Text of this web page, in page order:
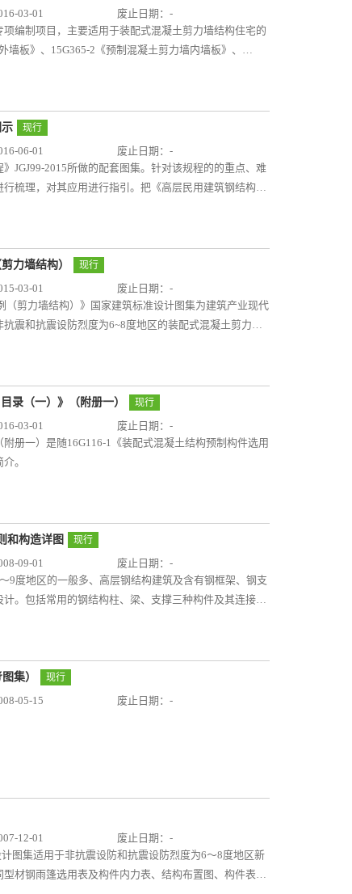
等。 连接是装配式混凝土结构中的关键环节，该本图
筑的应用提供有力的技术支撑。图集可供设计直接选用
造施工。
03-01
废止日期：-
编制项目，主要适用于装配式混凝土剪力墙结构住宅的
、15G367-1《预制钢筋混凝土板式楼梯》、15G368-
行编制，内容根据构件在工程使用中遇到的不同情况
产及施工相关预埋件设计四个方面。 图集的编制目的一
边参数发生变化的情况，提供调整选用的原则及简单示
关构件、构造进行补充；四是针对第一批图集中没有涉
下，构件所应增设的埋件以及埋件设计的原则。 本目录
升，一方面可提高设计人员工作效率；另一方面提供的
构件的补充埋件设计等，可使得设计人员在构件设计时
构件的设计工作。图集可供设计人员使用，生产和施工
现行
06-01
废止日期：-
JGJ99-2015所做的配套图集。针对该规程的的重点、难
梳理，对其应用进行指引。把《高层民用建筑钢结构技
理的延伸展现出来，作为规程的一个配合资料，并适当
联系密切的规范，对其规定的理解和应用给出了合理的
力墙结构） 现行
03-01
废止日期：-
（剪力墙结构）》国家建筑标准设计图集为建筑产业现代
震和抗震设防烈度为6~8度地区的装配式混凝土剪力墙
本图集包括装配式混凝土剪力墙结构施工图表示方法
面以上的预制钢筋混凝土剪力墙外墙板、预制钢筋混凝
凝土板式楼梯、预制钢筋混凝土阳台板、空调板及女儿
凝土剪力墙结构施工图示例。本图集的示例与建筑专业
剪力墙结构）》的示例四选取同一工程项目进行编制，
国家建筑产业现代化发展的现实需求，总说明及设计
构施工图的制图规则和图纸深度要求。本图集的制图规
的依据，也是施工、构件加工、监理人员准确理解和实
录（一）》（附册一） 现行
03-01
废止日期：-
册一）是随16G116-1《装配式混凝土结构预制构件选用
。
和构造详图 现行
09-01
废止日期：-
9度地区的一般多、高层钢结构建筑及含有钢框架、钢支
。包括常用的钢结构柱、梁、支撑三种构件及其连接节
选用图以及焊缝图例四部分内容。该图集提出的钢结构
，大幅节省图纸绘制工作量；可指导普通设计人员快速
合设计意图，有效控制工程质量。
集） 现行
05-15
废止日期：-
12-01
废止日期：-
图集适用于非抗震设防和抗震设防烈度为6～8度地区新
材钢雨篷选用表及构件内力表、结构布置图、构件表、